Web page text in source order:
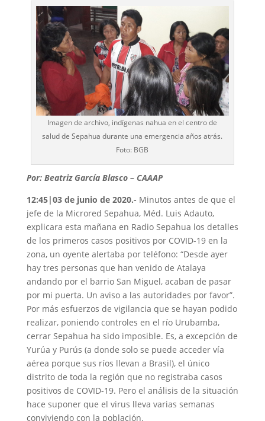
Imagen de archivo, indígenas nahua en el centro de
salud de Sepahua durante una emergencia años atrás.
Foto: BGB
Por: Beatriz García Blasco – CAAAP
12:45|03 de junio de 2020.- Minutos antes de que el
jefe de la Microred Sepahua, Méd. Luis Adauto,
explicara esta mañana en Radio Sepahua los detalles
de los primeros casos positivos por COVID-19 en la
zona, un oyente alertaba por teléfono: “Desde ayer
hay tres personas que han venido de Atalaya
andando por el barrio San Miguel, acaban de pasar
por mi puerta. Un aviso a las autoridades por favor”.
Por más esfuerzos de vigilancia que se hayan podido
realizar, poniendo controles en el río Urubamba,
cerrar Sepahua ha sido imposible. Es, a excepción de
Yurúa y Purús (a donde solo se puede acceder vía
aérea porque sus ríos llevan a Brasil), el único
distrito de toda la región que no registraba casos
positivos de COVID-19. Pero el análisis de la situación
hace suponer que el virus lleva varias semanas
conviviendo con la población.